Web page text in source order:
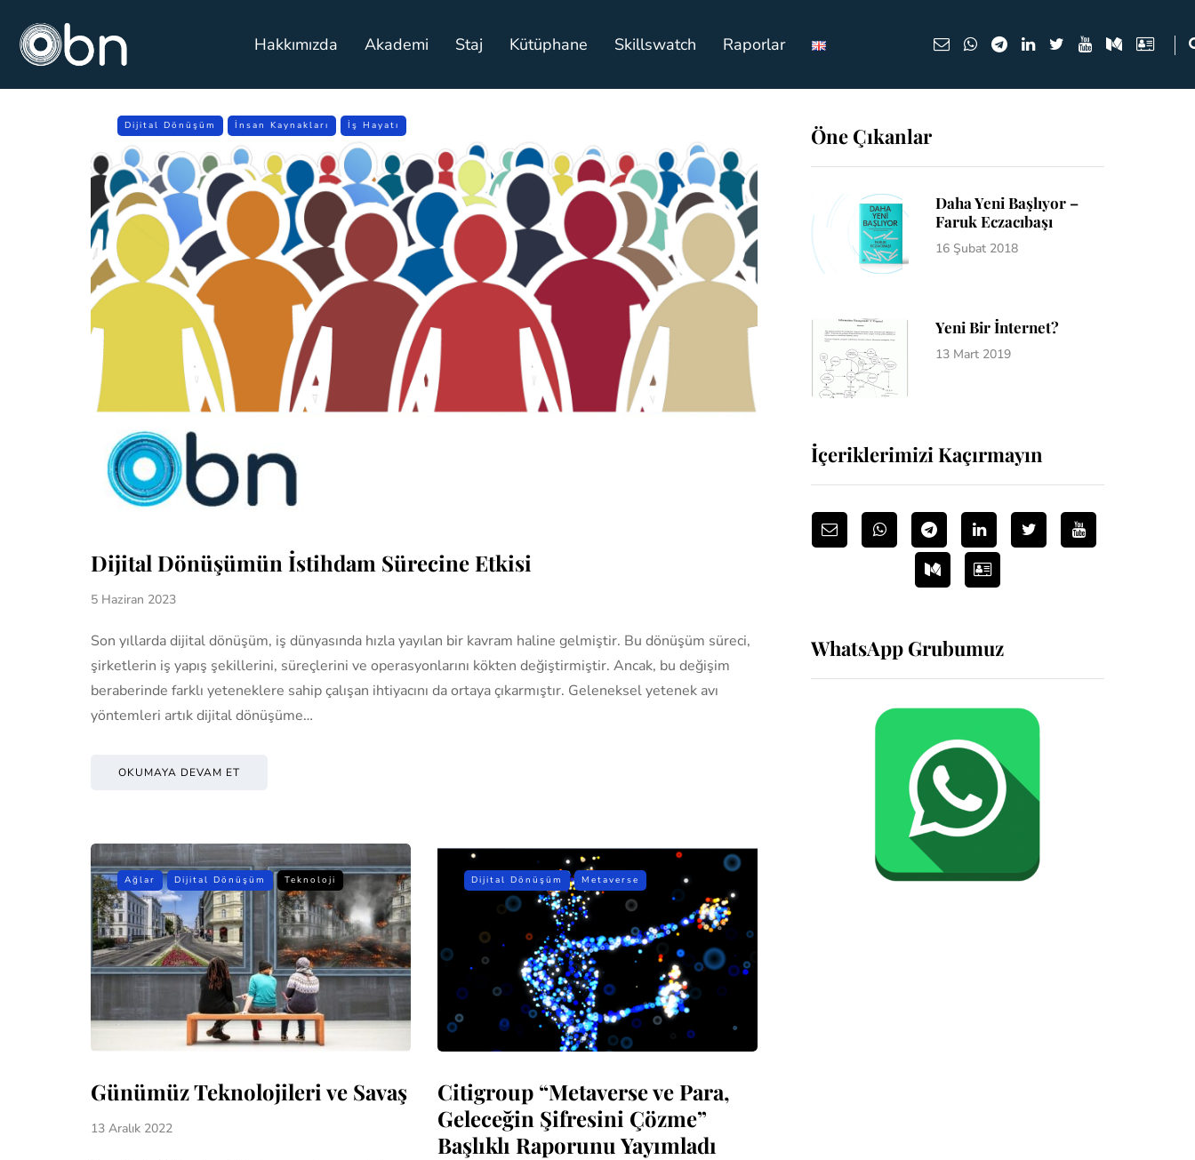
Hakkımızda Akademi Staj Kütüphane Skillswatch Raporlar
Dijital Dönüşüm İnsan Kaynakları İş Hayatı
Dijital Dönüşümün İstihdam Sürecine Etkisi
5 Haziran 2023
Son yıllarda dijital dönüşüm, iş dünyasında hızla yayılan bir kavram haline gelmiştir. Bu dönüşüm süreci,
şirketlerin iş yapış şekillerini, süreçlerini ve operasyonlarını kökten değiştirmiştir. Ancak, bu değişim
beraberinde farklı yeteneklere sahip çalışan ihtiyacını da ortaya çıkarmıştır. Geleneksel yetenek avı
yöntemleri artık dijital dönüşüme…
OKUMAYA DEVAM ET
Ağlar Dijital Dönüşüm Teknoloji
Günümüz Teknolojileri ve Savaş
13 Aralık 2022
Dijital Dönüşüm Metaverse
Citigroup “Metaverse ve Para,
Geleceğin Şifresini Çözme”
Başlıklı Raporunu Yayımladı
Öne Çıkanlar
Daha Yeni Başlıyor –
Faruk Eczacıbaşı
16 Şubat 2018
Yeni Bir İnternet?
13 Mart 2019
İçeriklerimizi Kaçırmayın
WhatsApp Grubumuz